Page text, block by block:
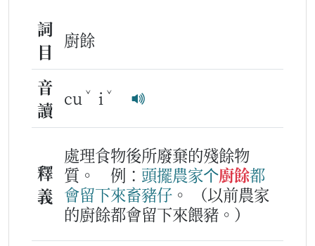
詞
目
廚餘
音
讀
cu ˇ i ˇ
釋
義
處理食物後所廢棄的殘餘物
質。
例： 頭擺農家个廚餘都
會留下來畜豬仔 。
（以前農家
的廚餘都會留下來餵豬。）